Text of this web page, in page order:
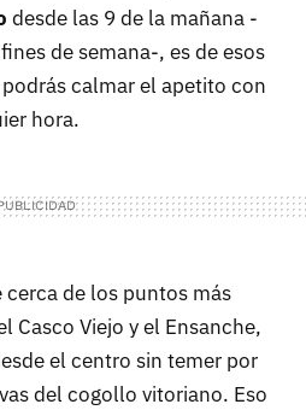
desde las 9 de la mañana -
de semana-, es de esos
calmar el apetito con
hora.
de los puntos más
Casco Viejo y el Ensanche,
el centro sin temer por
del cogollo vitoriano. Eso